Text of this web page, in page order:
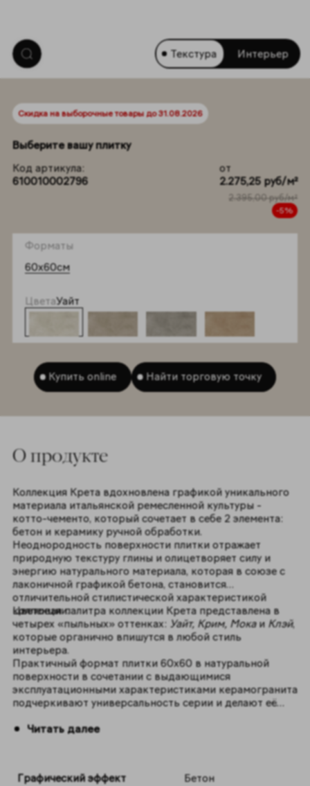
Текстура Интерьер
Скидка на выборочные товары до 31.08.2026
Выберите вашу плитку
Код артикула:
610010002796
от
2.275,25 руб/м²
2.395,00 руб/м²
-5%
Форматы
60x60см
ЦветаУайт
Купить online Найти торговую точку
O продукте
Коллекция Крета вдохновлена графикой уникального
материала итальянской ремесленной культуры -
котто-чементо, который сочетает в себе 2 элемента:
бетон и керамику ручной обработки.
Неоднородность поверхности плитки отражает
природную текстуру глины и олицетворяет силу и
энергию натурального материала, которая в союзе с
лаконичной графикой бетона, становится
отличительной стилистической характеристикой
коллекции.
Цветовая палитра коллекции Крета представлена в
четырех «пыльных» оттенках: Уайт, Крим, Мокаи Клэй,
которые органично впишутся в любой стиль
интерьера.
Практичный формат плитки 60x60 в натуральной
поверхности в сочетании с выдающимися
эксплуатационными характеристиками керамогранита
подчеркивают универсальность серии и делают её
помещений.
Читать далее
Графический эффект Бетон